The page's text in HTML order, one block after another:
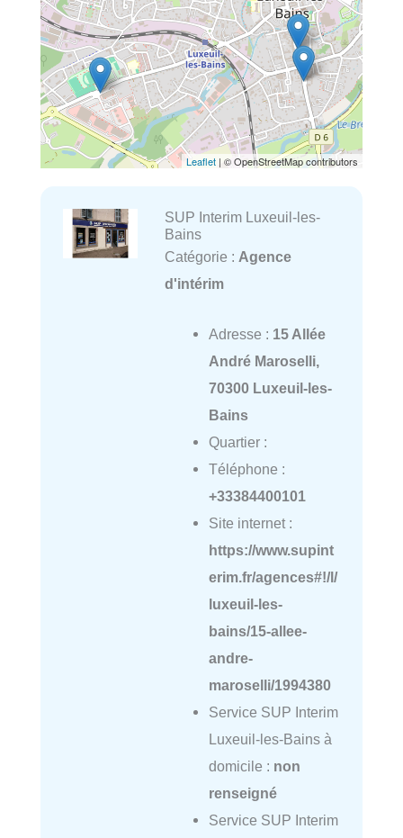
Leaflet | © OpenStreetMap contributors
SUP Interim Luxeuil-les-
Bains
Catégorie : Agence
d'intérim
Adresse : 15 Allée
André Maroselli,
70300 Luxeuil-les-
Bains
Quartier :
Téléphone :
+33384400101
Site internet :
https://www.supint
erim.fr/agences#!/l/
luxeuil-les-
bains/15-allee-
andre-
maroselli/1994380
Service SUP Interim
Luxeuil-les-Bains à
domicile : non
renseigné
Service SUP Interim